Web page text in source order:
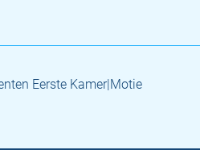
Eerste Kamer|Motie